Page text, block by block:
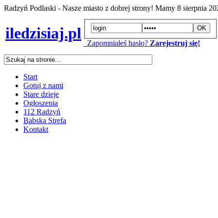
Radzyń Podlaski - Nasze miasto z dobrej strony! Mamy 8 sierpnia
iledzisiaj.pl
Zapomniałeś hasło? Zarejestruj się!
Start
Gotuj z nami
Stare dzieje
Ogłoszenia
112 Radzyń
Babska Strefa
Kontakt